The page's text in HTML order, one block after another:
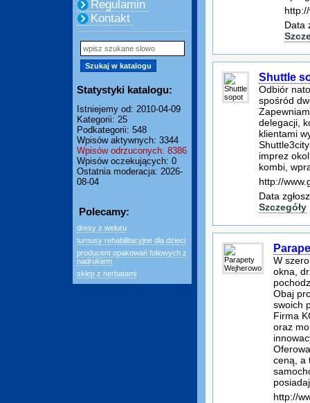
Regulamin
Kontakt
Statystyki katalogu:
Istniejemy od: 2010-04-09
Kategorii: 25
Podkategorii: 548
Wpisów aktywnych: 3344
Wpisów odrzuconych: 8386
Wpisów oczekujących: 0
Ostatnia moderacja: 2026-
08-04
Polecamy:
dresy z weluru
turnusy rehabilitacyjne dla dzieci
producent opakowań foliowych z
nadrukiem
sklep z herbatami
Data
Shuttle
Odbiór
spośród
delegacji,
klientami
imprez
kombi,
http://
Data
Szczegóły
W
okna,
Obaj
swoich
Firma
oraz
ceną, a
http://